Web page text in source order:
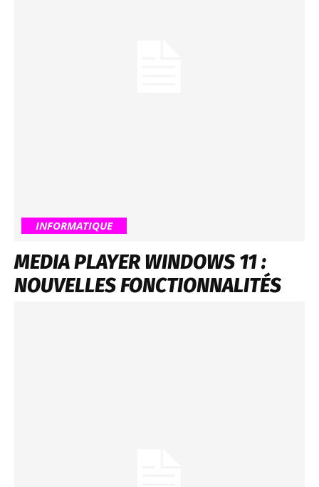
INFORMATIQUE
MEDIA PLAYER WINDOWS 11 :
NOUVELLES FONCTIONNALITÉS